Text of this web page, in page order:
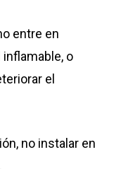
entre en
o
el
no instalar en